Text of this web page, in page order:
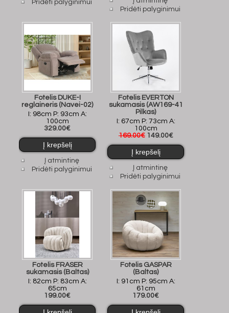
Pridėti palyginimui
Pridėti palyginimui
Fotelis DUKE-I
reglaineris (Navei-02)
I: 98cm P: 93cm A:
100cm
329.00€
Į atmintinę
Pridėti palyginimui
Fotelis EVERTON
sukamasis (AW169-41
Pilkas)
I: 67cm P: 73cm A:
100cm
169.00€ 149.00€
Į atmintinę
Pridėti palyginimui
Fotelis FRASER
sukamasis (Baltas)
I: 82cm P: 83cm A:
65cm
199.00€
Fotelis GASPAR
(Baltas)
I: 91cm P: 95cm A:
61cm
179.00€